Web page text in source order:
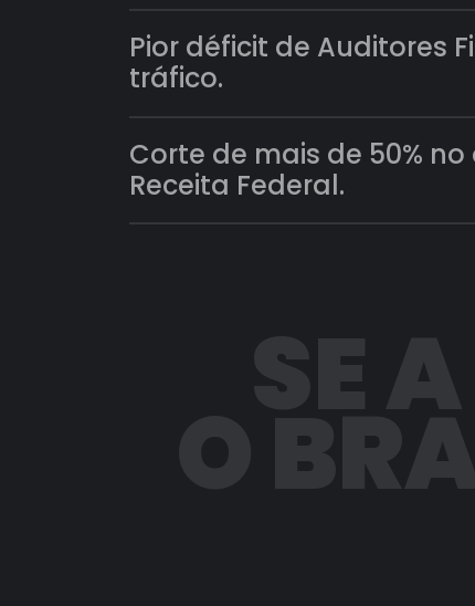
Pior déficit de Auditores
tráfico.
Corte de mais de 50%
Receita Federal.